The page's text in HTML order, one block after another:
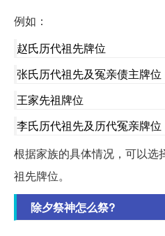
例如：
赵氏历代祖先牌位
张氏历代祖先及冤亲债主牌位
王家先祖牌位
李氏历代祖先及历代冤亲牌位
根据家族的具体情况，可以选
祖先牌位。
除夕祭神怎么祭?